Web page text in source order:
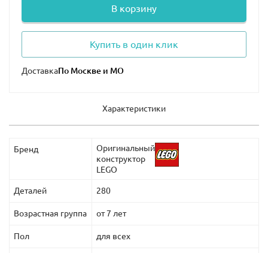
В корзину
Купить в один клик
Доставка
Характеристики
Бренд
Оригинальный
конструктор
LEGO
Деталей 280
Возрастная группа от 7 лет
Пол для всех